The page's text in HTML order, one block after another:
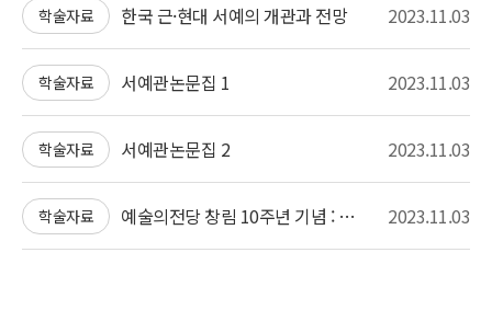
학술자료 한국 근·현대 서예의 개관과 전망 2023.11.03
학술자료 서예관논문집 1 2023.11.03
학술자료 서예관논문집 2 2023.11.03
학술자료 예술의전당 창림 10주년 기념 : 청년작가 한·중·일 국제 교류전 2023.11.03